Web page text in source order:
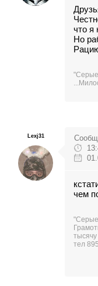
что я
Но
"Серые
Lexj31
чем
"Серые
тел